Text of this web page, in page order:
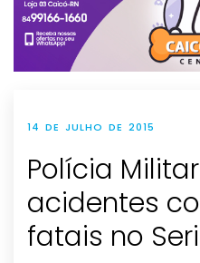
14 DE JULHO DE 2015
Polícia
acidentes